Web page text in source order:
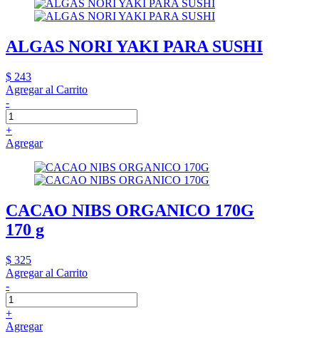
ALGAS NORI YAKI PARA SUSHI
$ 243
Agregar al Carrito
-
+
Agregar
CACAO NIBS ORGANICO 170G
170 g
$ 325
Agregar al Carrito
-
+
Agregar